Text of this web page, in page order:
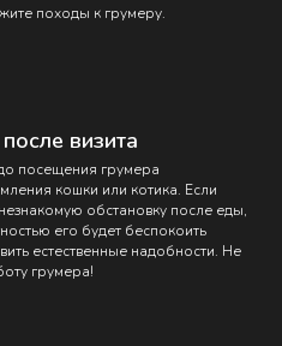
походы к грумеру.
визита
посещения грумера
кошки или котика. Если
обстановку после еды,
его будет беспокоить
естественные надобности. Не
грумера!